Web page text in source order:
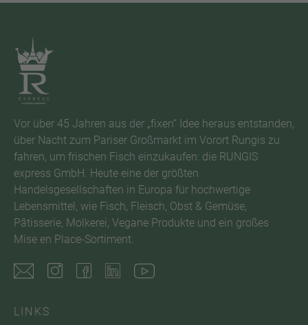
Vor über 45 Jahren aus der „fixen“ Idee heraus entstanden,
über Nacht zum Pariser Großmarkt im Vorort Rungis zu
fahren, um frischen Fisch einzukaufen: die RUNGIS
express GmbH. Heute eine der größten
Handelsgesellschaften in Europa für hochwertige
Lebensmittel, wie Fisch, Fleisch, Obst & Gemüse,
Pâtisserie, Molkerei, Vegane Produkte und ein großes
Mise en Place-Sortiment.
LINKS